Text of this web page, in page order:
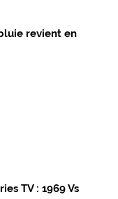
revient en
TV : 1969 Vs